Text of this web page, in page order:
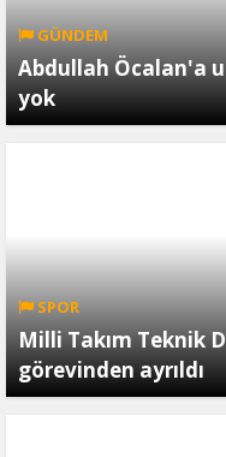
GÜNDEM
Abdullah Öcalan'a
yok
SPOR
Milli Takım Teknik
görevinden ayrıldı